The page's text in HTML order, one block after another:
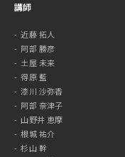
講師
近藤 拓人
阿部 勝彦
土屋 未来
得原 藍
漆川 沙弥香
阿部 奈津子
山野井 恵摩
根城 祐介
杉山 幹